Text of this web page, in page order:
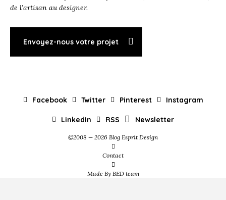
de l’artisan au designer.
Envoyez-nous votre projet
Facebook Twitter Pinterest Instagram
LinkedIn RSS Newsletter
©2008 — 2026 Blog Esprit Design
Contact
Made By BED team